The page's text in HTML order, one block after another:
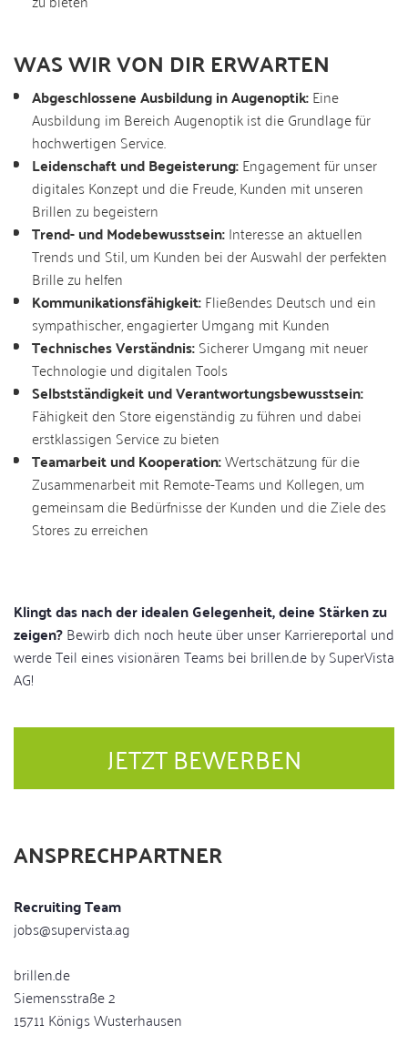
WAS WIR VON DIR ERWARTEN
Abgeschlossene Ausbildung in Augenoptik:Eine
Ausbildung im Bereich Augenoptik ist die Grundlage für
hochwertigen Service.
Leidenschaft und Begeisterung:Engagement für unser
digitales Konzept und die Freude, Kunden mit unseren
Brillen zu begeistern
Trend- und Modebewusstsein:Interesse an aktuellen
Trends und Stil, um Kunden bei der Auswahl der perfekten
Brille zu helfen
Kommunikationsfähigkeit:Fließendes Deutsch und ein
sympathischer, engagierter Umgang mit Kunden
Technisches Verständnis:Sicherer Umgang mit neuer
Technologie und digitalen Tools
Selbstständigkeit und Verantwortungsbewusstsein:
Fähigkeit den Store eigenständig zu führen und dabei
erstklassigen Service zu bieten
Teamarbeit und Kooperation:Wertschätzung für die
Zusammenarbeit mit Remote-Teams und Kollegen, um
gemeinsam die Bedürfnisse der Kunden und die Ziele des
Stores zu erreichen
Klingt das nach der idealen Gelegenheit, deine Stärken zu
zeigen?Bewirb dich noch heute über unser Karriereportal und
werde Teil eines visionären Teams bei brillen.de by SuperVista
AG!
JETZT BEWERBEN
ANSPRECHPARTNER
Recruiting Team
jobs@supervista.ag
brillen.de
Siemensstraße 2
15711 Königs Wusterhausen